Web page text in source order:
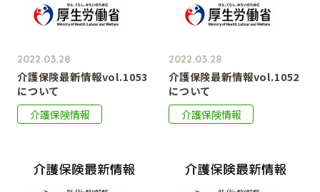
2022.03.28
介護保険最新情報vol.1053
について
介護保険情報
2022.03.28
介護保険最新情報vol.1052
について
介護保険情報